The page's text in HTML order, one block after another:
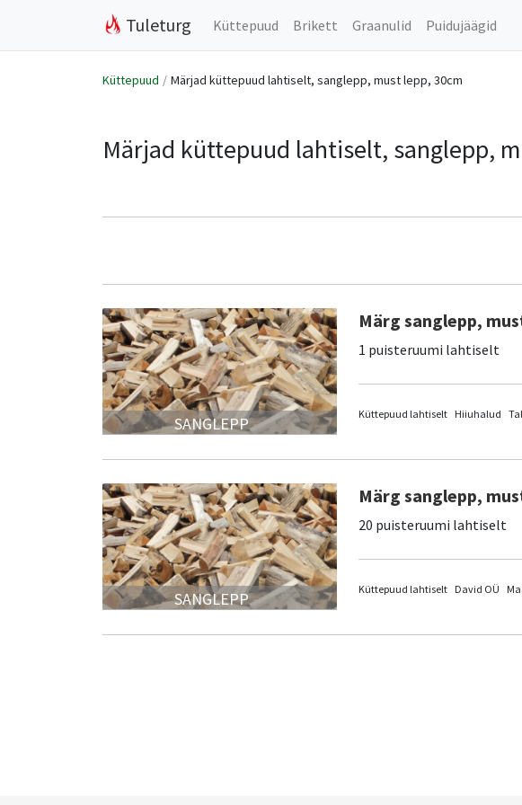
Tuleturg Küttepuud Brikett Graanulid Puidujäägid
Küttepuud Märjad küttepuud lahtiselt, sanglepp, must lepp, 30cm
Märjad küttepuud lahtiselt, sanglepp,
SANGLEPP
Märg sanglepp,
1 puisteruumi lahtiselt
Küttepuud lahtiselt Hiiuhalud
SANGLEPP
Märg sanglepp,
20 puisteruumi lahtiselt
Küttepuud lahtiselt David OÜ